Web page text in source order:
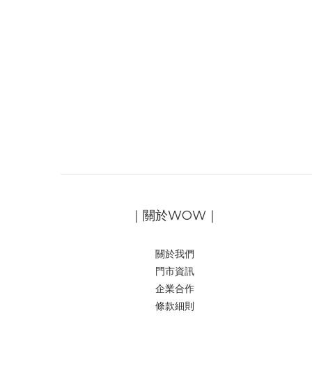
｜關於WOW｜
關於我們
門市資訊
企業合作
條款細則